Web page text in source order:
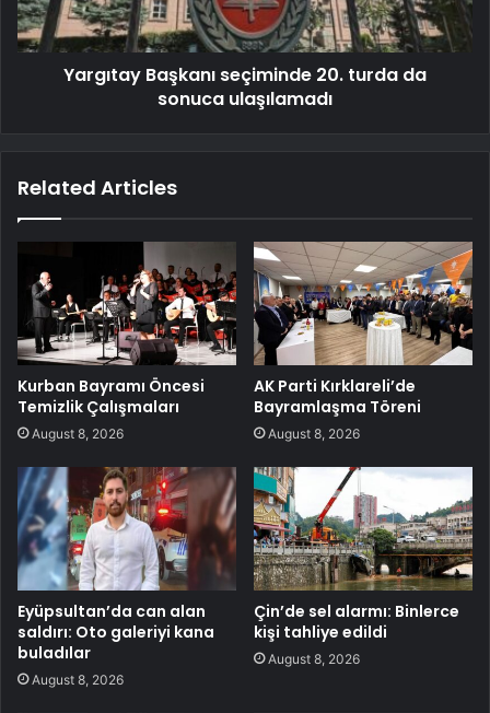
Yargıtay Başkanı seçiminde 20. turda da
sonuca ulaşılamadı
Related Articles
Kurban Bayramı Öncesi
Temizlik Çalışmaları
August 8, 2026
AK Parti Kırklareli’de
Bayramlaşma Töreni
August 8, 2026
Eyüpsultan’da can alan
saldırı: Oto galeriyi kana
buladılar
August 8, 2026
Çin’de sel alarmı: Binlerce
kişi tahliye edildi
August 8, 2026